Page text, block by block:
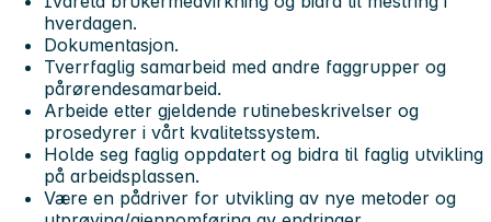
hverdagen.
Dokumentasjon.
Tverrfaglig samarbeid med andre faggrupper og
pårørendesamarbeid.
Arbeide etter gjeldende rutinebeskrivelser og
prosedyrer i vårt kvalitetssystem.
Holde seg faglig oppdatert og bidra til faglig utvikling
på arbeidsplassen.
Være en pådriver for utvikling av nye metoder og